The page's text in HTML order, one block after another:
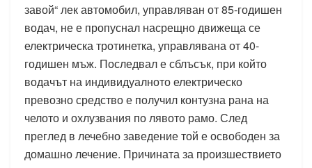
завой“ лек автомобил, управляван от 85-годишен
водач, не е пропуснал насрещно движеща се
електрическа тротинетка, управлявана от 40-
годишен мъж. Последвал е сблъсък, при който
водачът на индивидуалното електрическо
превозно средство е получил контузна рана на
челото и охлузвания по лявото рамо. След
преглед в лечебно заведение той е освободен за
домашно лечение. Причината за произшествието